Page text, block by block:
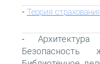
- Теория
-
Безопасность